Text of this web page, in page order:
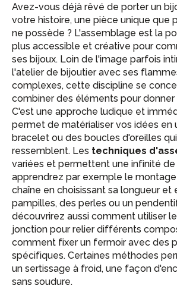
Avez-vous déjà rêvé de porter un
votre histoire, une pièce unique que
ne possède ? L'assemblage est la
plus accessible et créative pour
ses bijoux. Loin de l'image parfois
l'atelier de bijoutier avec ses
complexes, cette discipline se
combiner des éléments pour donner
C'est une approche ludique et
permet de matérialiser vos idées en
bracelet ou des boucles d'oreilles
ressemblent. Les techniques
variées et permettent une infinité de
apprendrez par exemple le
chaîne en choisissant sa longueur et
pampilles, des perles ou un
découvrirez aussi comment utiliser
jonction pour relier différents
comment fixer un fermoir avec des
spécifiques. Certaines méthodes
un sertissage à froid, une façon
sans soudure.